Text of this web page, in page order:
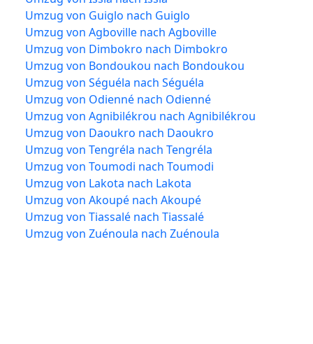
Umzug von Guiglo nach Guiglo
Umzug von Agboville nach Agboville
Umzug von Dimbokro nach Dimbokro
Umzug von Bondoukou nach Bondoukou
Umzug von Séguéla nach Séguéla
Umzug von Odienné nach Odienné
Umzug von Agnibilékrou nach Agnibilékrou
Umzug von Daoukro nach Daoukro
Umzug von Tengréla nach Tengréla
Umzug von Toumodi nach Toumodi
Umzug von Lakota nach Lakota
Umzug von Akoupé nach Akoupé
Umzug von Tiassalé nach Tiassalé
Umzug von Zuénoula nach Zuénoula